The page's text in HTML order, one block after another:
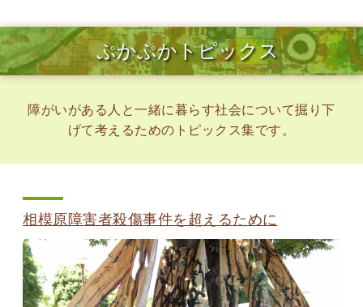
ぷかぷかトピックス
障がいがある人と一緒に暮らす社会について掘り下
げて考えるためのトピックス集です。
相模原障害者殺傷事件を超えるために